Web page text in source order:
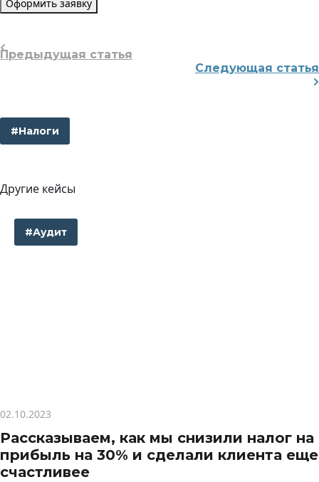
Оформить заявку
Предыдущая статья
Следующая статья
#Налоги
Другие кейсы
#Аудит
02.10.2023
Рассказываем, как мы снизили налог на
прибыль на 30% и сделали клиента еще
счастливее